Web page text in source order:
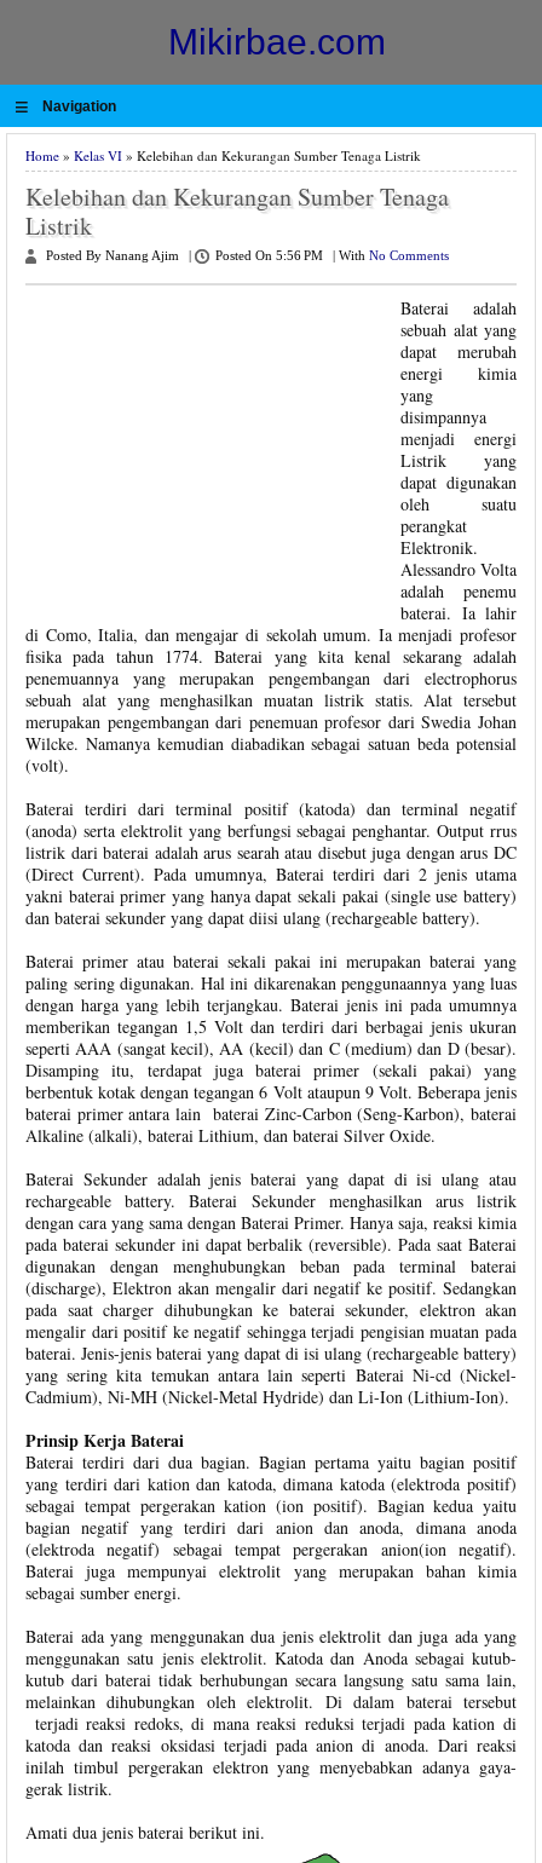
Mikirbae.com
≡ Navigation
Home » Kelas VI » Kelebihan dan Kekurangan Sumber Tenaga Listrik
Kelebihan dan Kekurangan Sumber Tenaga
Listrik
Posted By Nanang Ajim Posted On 5:56 PM With No Comments
Baterai adalah
sebuah alat yang
dapat merubah
energi kimia
yang
disimpannya
menjadi energi
Listrik yang
dapat digunakan
oleh suatu
perangkat
Elektronik.
Alessandro Volta
adalah penemu
baterai. Ia lahir
di Como, Italia, dan mengajar di sekolah umum. Ia menjadi profesor
fisika pada tahun 1774. Baterai yang kita kenal sekarang adalah
penemuannya yang merupakan pengembangan dari electrophorus
sebuah alat yang menghasilkan muatan listrik statis. Alat tersebut
merupakan pengembangan dari penemuan profesor dari Swedia Johan
Wilcke. Namanya kemudian diabadikan sebagai satuan beda potensial
(volt).
Baterai terdiri dari terminal positif (katoda) dan terminal negatif
(anoda) serta elektrolit yang berfungsi sebagai penghantar. Output rrus
listrik dari baterai adalah arus searah atau disebut juga dengan arus DC
(Direct Current). Pada umumnya, Baterai terdiri dari 2 jenis utama
yakni baterai primer yang hanya dapat sekali pakai (single use battery)
dan baterai sekunder yang dapat diisi ulang (rechargeable battery).
Baterai primer atau baterai sekali pakai ini merupakan baterai yang
paling sering digunakan. Hal ini dikarenakan penggunaannya yang luas
dengan harga yang lebih terjangkau. Baterai jenis ini pada umumnya
memberikan tegangan 1,5 Volt dan terdiri dari berbagai jenis ukuran
seperti AAA (sangat kecil), AA (kecil) dan C (medium) dan D (besar).
Disamping itu, terdapat juga baterai primer (sekali pakai) yang
berbentuk kotak dengan tegangan 6 Volt ataupun 9 Volt. Beberapa jenis
baterai primer antara lain baterai Zinc-Carbon (Seng-Karbon), baterai
Alkaline (alkali), baterai Lithium, dan baterai Silver Oxide.
Baterai Sekunder adalah jenis baterai yang dapat di isi ulang atau
rechargeable battery. Baterai Sekunder menghasilkan arus listrik
dengan cara yang sama dengan Baterai Primer. Hanya saja, reaksi kimia
pada baterai sekunder ini dapat berbalik (reversible). Pada saat Baterai
digunakan dengan menghubungkan beban pada terminal baterai
(discharge), Elektron akan mengalir dari negatif ke positif. Sedangkan
pada saat charger dihubungkan ke baterai sekunder, elektron akan
mengalir dari positif ke negatif sehingga terjadi pengisian muatan pada
baterai. Jenis-jenis baterai yang dapat di isi ulang (rechargeable battery)
yang sering kita temukan antara lain seperti Baterai Ni-cd (Nickel-
Cadmium), Ni-MH (Nickel-Metal Hydride) dan Li-Ion (Lithium-Ion).
Prinsip Kerja Baterai
Baterai terdiri dari dua bagian. Bagian pertama yaitu bagian positif
yang terdiri dari kation dan katoda, dimana katoda (elektroda positif)
sebagai tempat pergerakan kation (ion positif). Bagian kedua yaitu
bagian negatif yang terdiri dari anion dan anoda, dimana anoda
(elektroda negatif) sebagai tempat pergerakan anion(ion negatif).
Baterai juga mempunyai elektrolit yang merupakan bahan kimia
sebagai sumber energi.
Baterai ada yang menggunakan dua jenis elektrolit dan juga ada yang
menggunakan satu jenis elektrolit. Katoda dan Anoda sebagai kutub-
kutub dari baterai tidak berhubungan secara langsung satu sama lain,
melainkan dihubungkan oleh elektrolit. Di dalam baterai tersebut
terjadi reaksi redoks, di mana reaksi reduksi terjadi pada kation di
katoda dan reaksi oksidasi terjadi pada anion di anoda. Dari reaksi
inilah timbul pergerakan elektron yang menyebabkan adanya gaya-
gerak listrik.
Amati dua jenis baterai berikut ini.